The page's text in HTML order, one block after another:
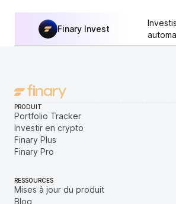
Finary Invest
PRODUIT
Portfolio Tracker
Investir en crypto
Finary Plus
Finary Pro
RESSOURCES
Mises à jour du produit
Blog